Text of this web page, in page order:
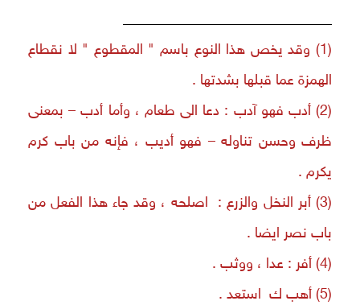
(1) وقد يخص هذا النوع باسم " المقطوع " لا نقطاع
الهمزة عما قبلها بشدتها .
(2) أدب فهو آدب : دعا الى طعام ، وأما أدب – بمعنى
ظرف وحسن تناوله – فهو أديب ، فإنه من باب كرم
يكرم .
(3) أبر النخل والزرع : اصلحه ، وقد جاء هذا الفعل من
باب نصر ايضا .
(4) أفر : عدا ، ووثب .
(5) أهب ك استعد .